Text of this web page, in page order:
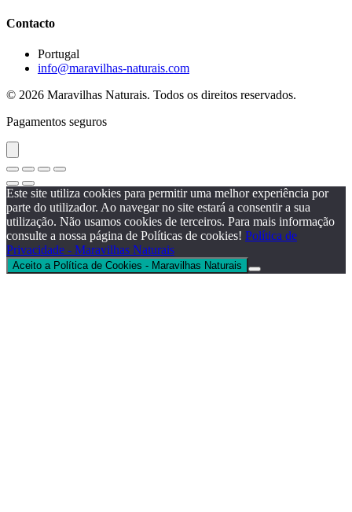
Contacto
Portugal
info@maravilhas-naturais.com
© 2026 Maravilhas Naturais. Todos os direitos reservados.
Pagamentos seguros
Este site utiliza cookies para permitir uma melhor experiência por
parte do utilizador. Ao navegar no site estará a consentir a sua
utilização. Não usamos cookies de terceiros. Para mais informação
consulte a nossa página de Políticas de cookies! Política de
Privacidade - Maravilhas Naturais
Aceito a Política de Cookies - Maravilhas Naturais